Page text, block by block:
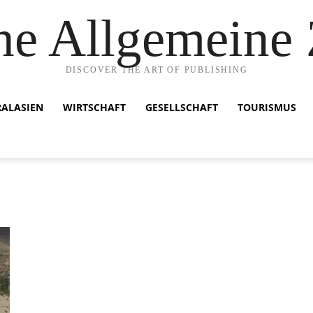
Allgemeine
DISCOVER THE ART OF PUBLISHING
WIRTSCHAFT GESELLSCHAFT TOURISMUS